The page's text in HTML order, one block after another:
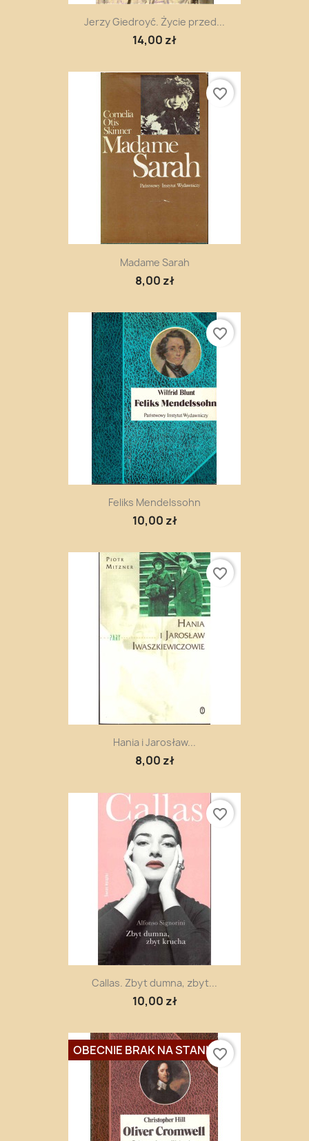
Jerzy Giedroyć. Życie przed...
14,00 zł
Madame Sarah
8,00 zł
favorite_border
Feliks Mendelssohn
10,00 zł
favorite_border
Hania i Jarosław...
8,00 zł
favorite_border
Callas. Zbyt dumna, zbyt...
10,00 zł
favorite_border
OBECNIE BRAK NA STANIEfavorite_border